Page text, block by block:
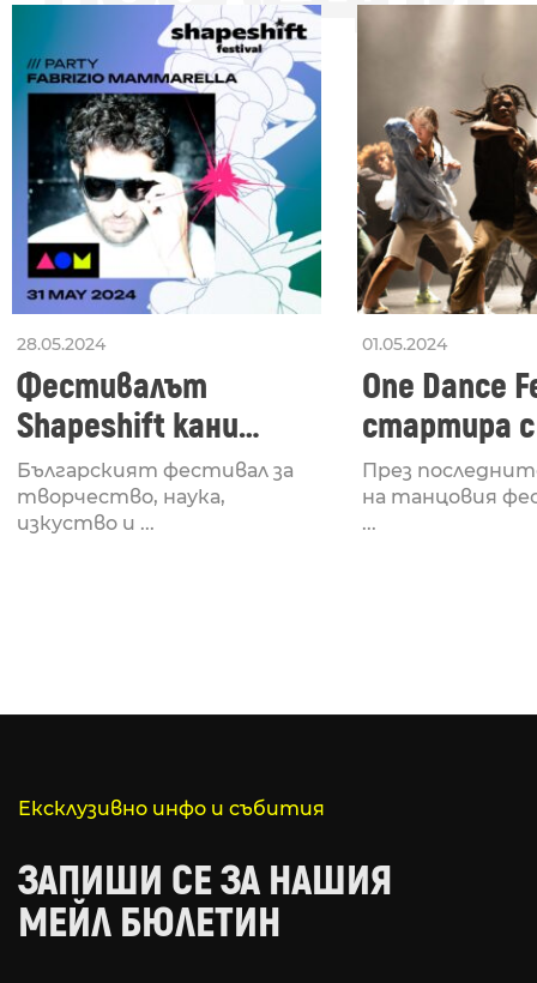
28.05.2024
Фестивалът
Shapeshift кани
Fabrizio Mammarella
за откриването си
Българският фестивал за
творчество, наука,
изкуство и ...
01.05.2024
One Dance
стартира
Lucid,
рейв
През
на танцовия
...
Ексклузивно инфо и събития
ЗАПИШИ СЕ ЗА НАШИЯ
МЕЙЛ БЮЛЕТИН